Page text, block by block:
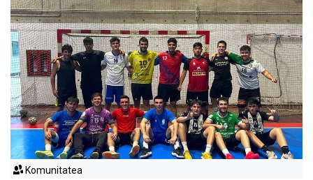
Komunitatea